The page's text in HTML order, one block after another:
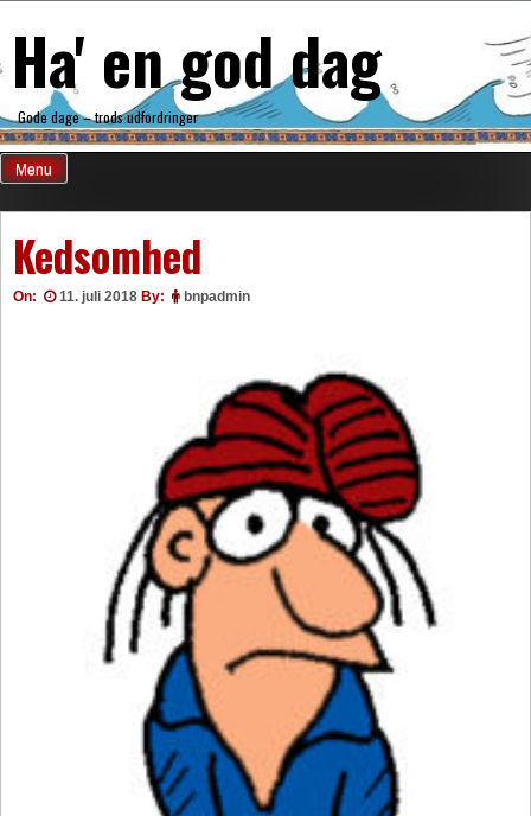
content
Ha' en god dag
Gode dage – trods udfordringer
Menu
Kedsomhed
On: 11. juli 2018 By: bnpadmin